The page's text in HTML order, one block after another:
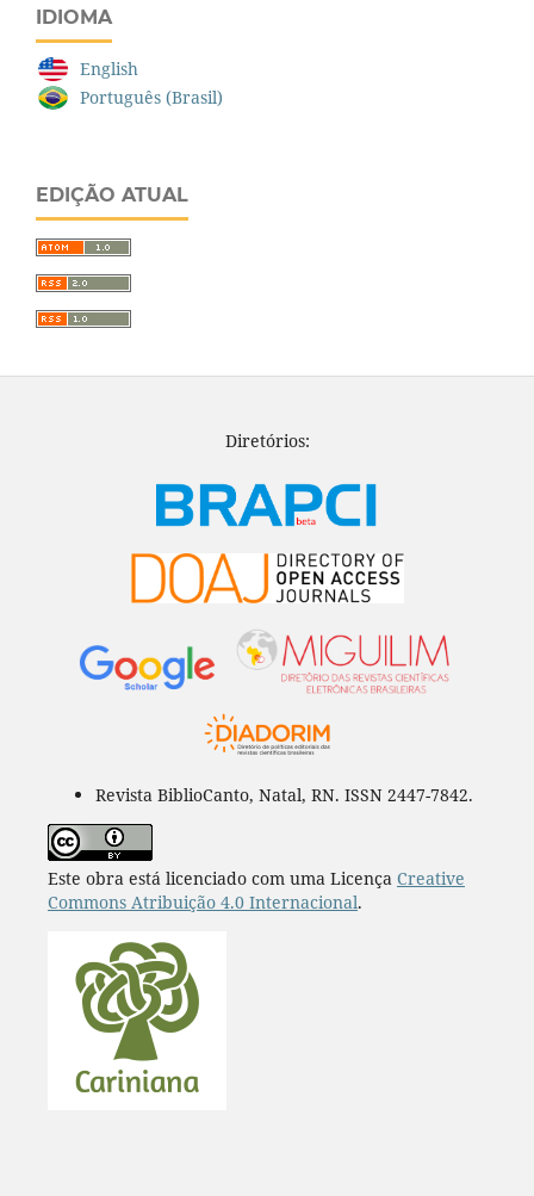
IDIOMA
English
Português (Brasil)
EDIÇÃO ATUAL
Diretórios:
Revista BiblioCanto, Natal, RN. ISSN 2447-7842.
Este obra está licenciado com uma Licença Creative
Commons Atribuição 4.0 Internacional.